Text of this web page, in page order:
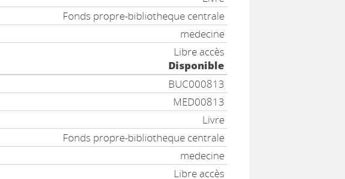
Fonds propre-bibliotheque centrale
medecine
Libre accès
Disponible
BUC000813
MED00813
Livre
Fonds propre-bibliotheque centrale
medecine
Libre accès